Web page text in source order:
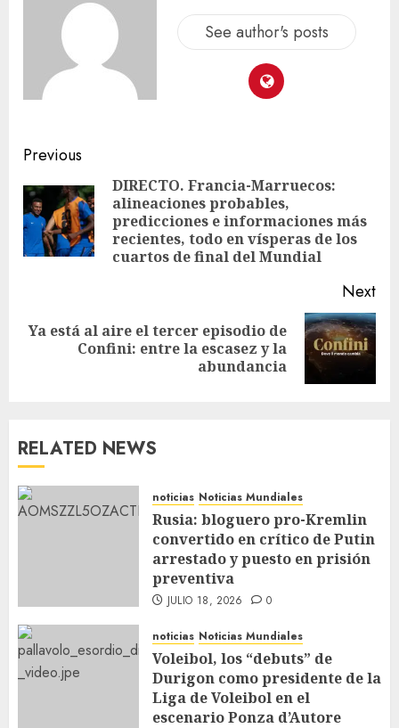
See author's posts
Previous
DIRECTO. Francia-Marruecos:
alineaciones probables,
predicciones e informaciones más
recientes, todo en vísperas de los
cuartos de final del Mundial
Next
Ya está al aire el tercer episodio de
Confini: entre la escasez y la
abundancia
RELATED NEWS
noticias Noticias Mundiales
Rusia: bloguero pro-Kremlin
convertido en crítico de Putin
arrestado y puesto en prisión
preventiva
JULIO 18, 2026 0
noticias Noticias Mundiales
Voleibol, los “debuts” de
Durigon como presidente de la
Liga de Voleibol en el
escenario Ponza d’Autore